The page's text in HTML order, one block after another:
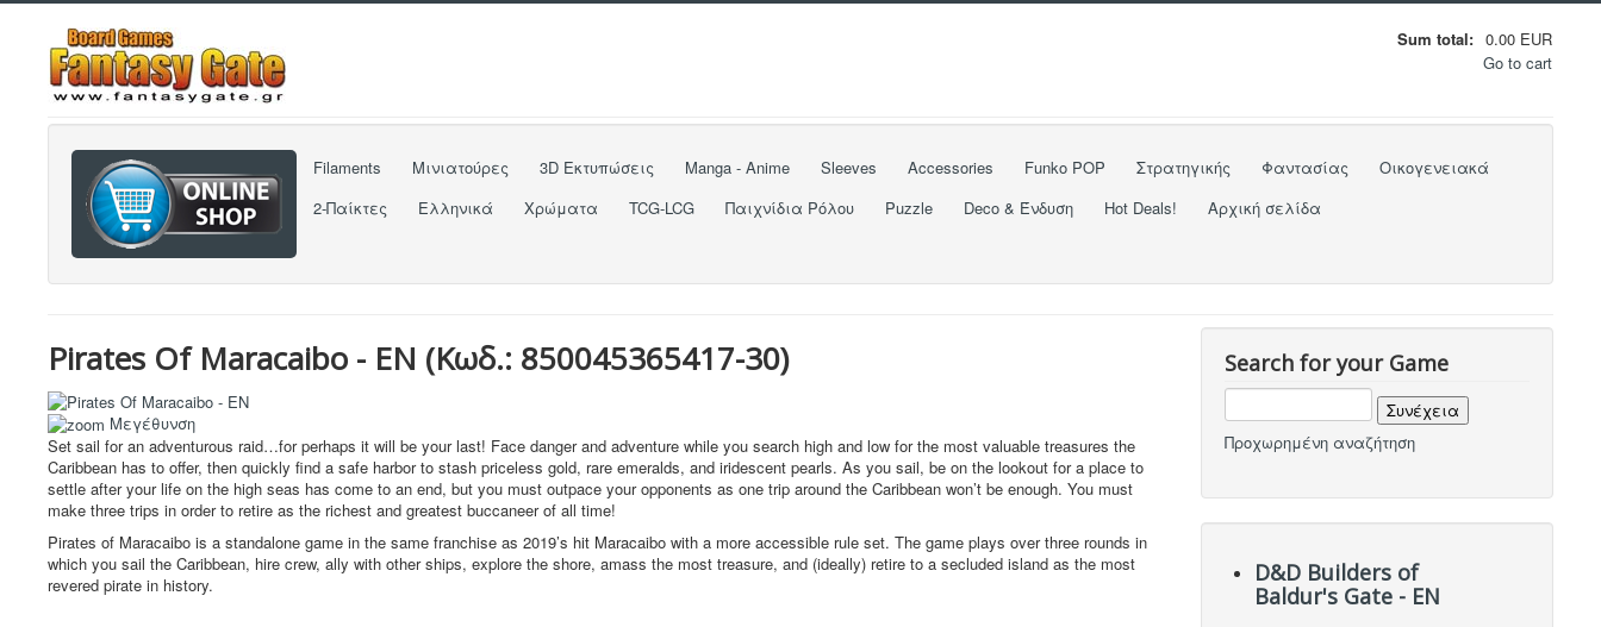
Sum total: 0.00 EUR
Go to cart
Filaments Μινιατούρες 3D Εκτυπώσεις Manga - Anime Sleeves Accessories Funko POP Στρατηγικής Φαντασίας
Οικογενειακά
2-Παίκτες
Ελληνικά Χρώματα TCG-LCG Παιχνίδια Ρόλου Puzzle Deco & Ένδυση Hot Deals! Αρχική σελίδα
Pirates Of Maracaibo - EN (Κωδ.: 850045365417-30)
Μεγέθυνση
Set sail for an adventurous raid…for perhaps it will be your last! Face danger and adventure while you search high and low for the most valuable treasures the
Caribbean has to offer, then quickly find a safe harbor to stash priceless gold, rare emeralds, and iridescent pearls. As you sail, be on the lookout for a place to
settle after your life on the high seas has come to an end, but you must outpace your opponents as one trip around the Caribbean won’t be enough. You must
make three trips in order to retire as the richest and greatest buccaneer of all time!
Pirates of Maracaibo is a standalone game in the same franchise as 2019’s hit Maracaibo with a more accessible rule set. The game plays over three rounds in
which you sail the Caribbean, hire crew, ally with other ships, explore the shore, amass the most treasure, and (ideally) retire to a secluded island as the most
revered pirate in history.
Search for your Game
Προχωρημένη αναζήτηση
D&D Builders of
Baldur's Gate - EN